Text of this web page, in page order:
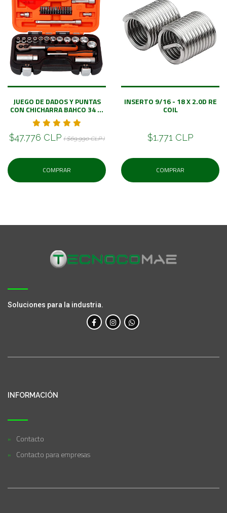
JUEGO DE DADOS Y PUNTAS
CON CHICHARRA BAHCO 34 ...
$47.776 CLP ( $69.990 CLP )
COMPRAR
INSERTO 9/16 - 18 X 2.0D RE
COIL
$1.771 CLP
COMPRAR
Soluciones para la industria.
INFORMACIÓN
Contacto
Contacto para empresas